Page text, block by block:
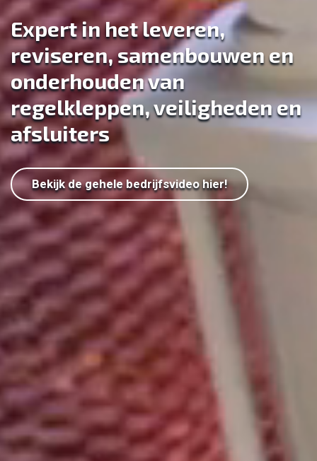
Expert in het leveren,
reviseren, samenbouwen en
onderhouden van
regelkleppen, veiligheden en
afsluiters
Bekijk de gehele bedrijfsvideo hier!